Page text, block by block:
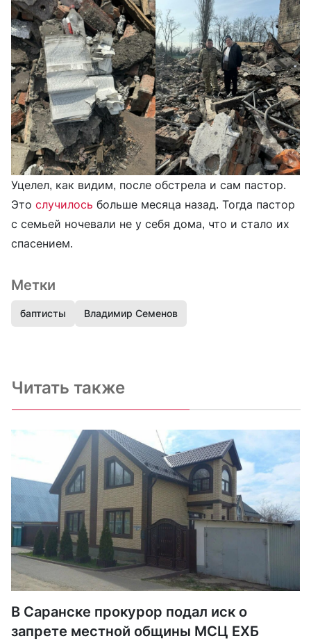
Уцелел, как видим, после обстрела и сам пастор.
Это случилось больше месяца назад. Тогда пастор
с семьей ночевали не у себя дома, что и стало их
спасением.
Метки
баптисты Владимир Семенов
Читать также
В Саранске прокурор подал иск о
запрете местной общины МСЦ ЕХБ